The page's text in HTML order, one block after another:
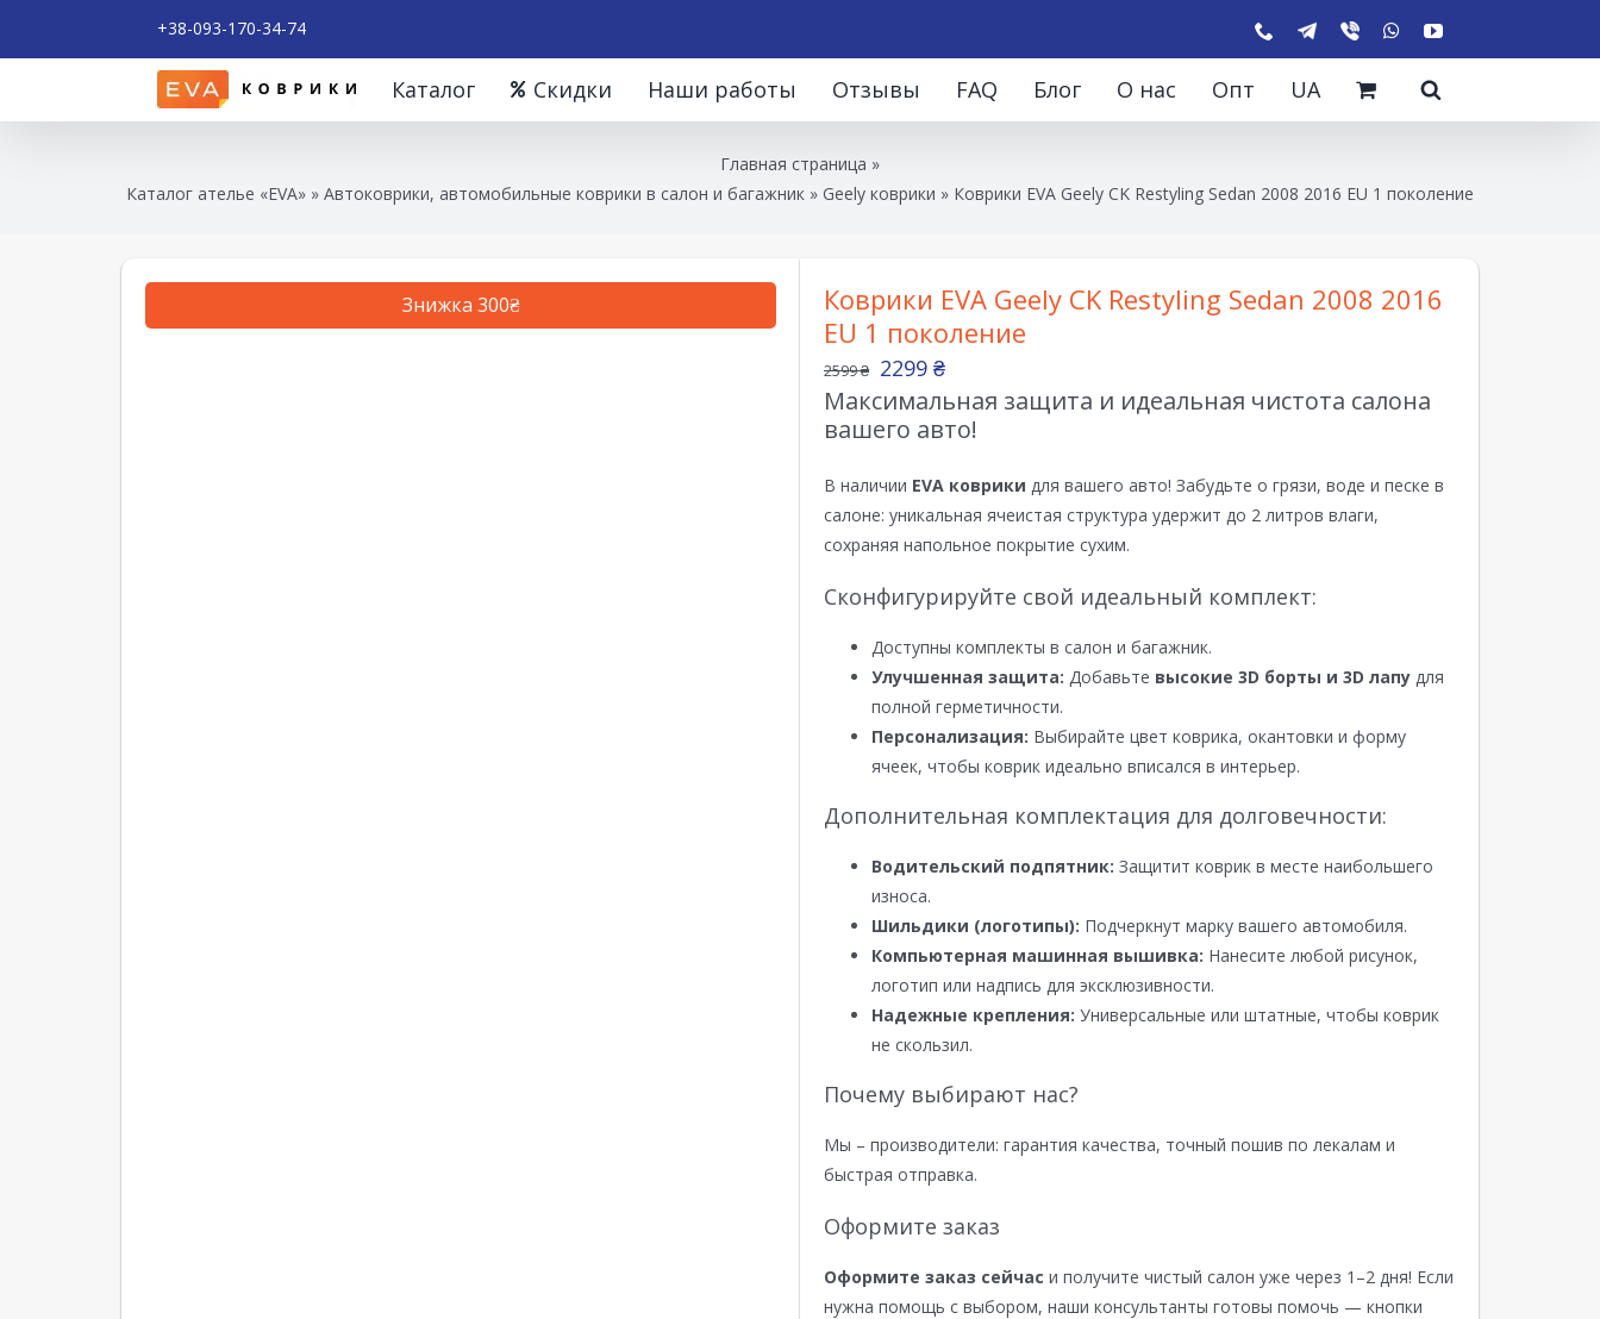
+38-093-170-34-74
Каталог Скидки Наши работы Отзывы FAQ Блог О нас Опт UA
Главная страница »
Каталог ателье «EVA» » Автоковрики, автомобильные коврики в салон и багажник » Geely коврики » Коврики EVA Geely CK Restyling Sedan 2008 2016 EU 1 поколение
Знижка 300₴
Коврики EVA Geely CK Restyling Sedan 2008 2016
EU 1 поколение
2599₴ 2299 ₴
Максимальная защита и идеальная чистота салона
вашего авто!
В наличии EVA коврики для вашего авто! Забудьте о грязи, воде и песке в
салоне: уникальная ячеистая структура удержит до 2 литров влаги,
сохраняя напольное покрытие сухим.
Сконфигурируйте свой идеальный комплект:
Доступны комплекты в салон и багажник.
Улучшенная защита: Добавьте высокие 3D борты и 3D лапу для
полной герметичности.
Персонализация: Выбирайте цвет коврика, окантовки и форму
ячеек, чтобы коврик идеально вписался в интерьер.
Дополнительная комплектация для долговечности:
Водительский подпятник: Защитит коврик в месте наибольшего
износа.
Шильдики (логотипы): Подчеркнут марку вашего автомобиля.
Компьютерная машинная вышивка: Нанесите любой рисунок,
логотип или надпись для эксклюзивности.
Надежные крепления: Универсальные или штатные, чтобы коврик
не скользил.
Почему выбирают нас?
Мы – производители: гарантия качества, точный пошив по лекалам и
быстрая отправка.
Оформите заказ
Оформите заказ сейчас и получите чистый салон уже через 1–2 дня! Если
нужна помощь с выбором, наши консультанты готовы помочь — кнопки